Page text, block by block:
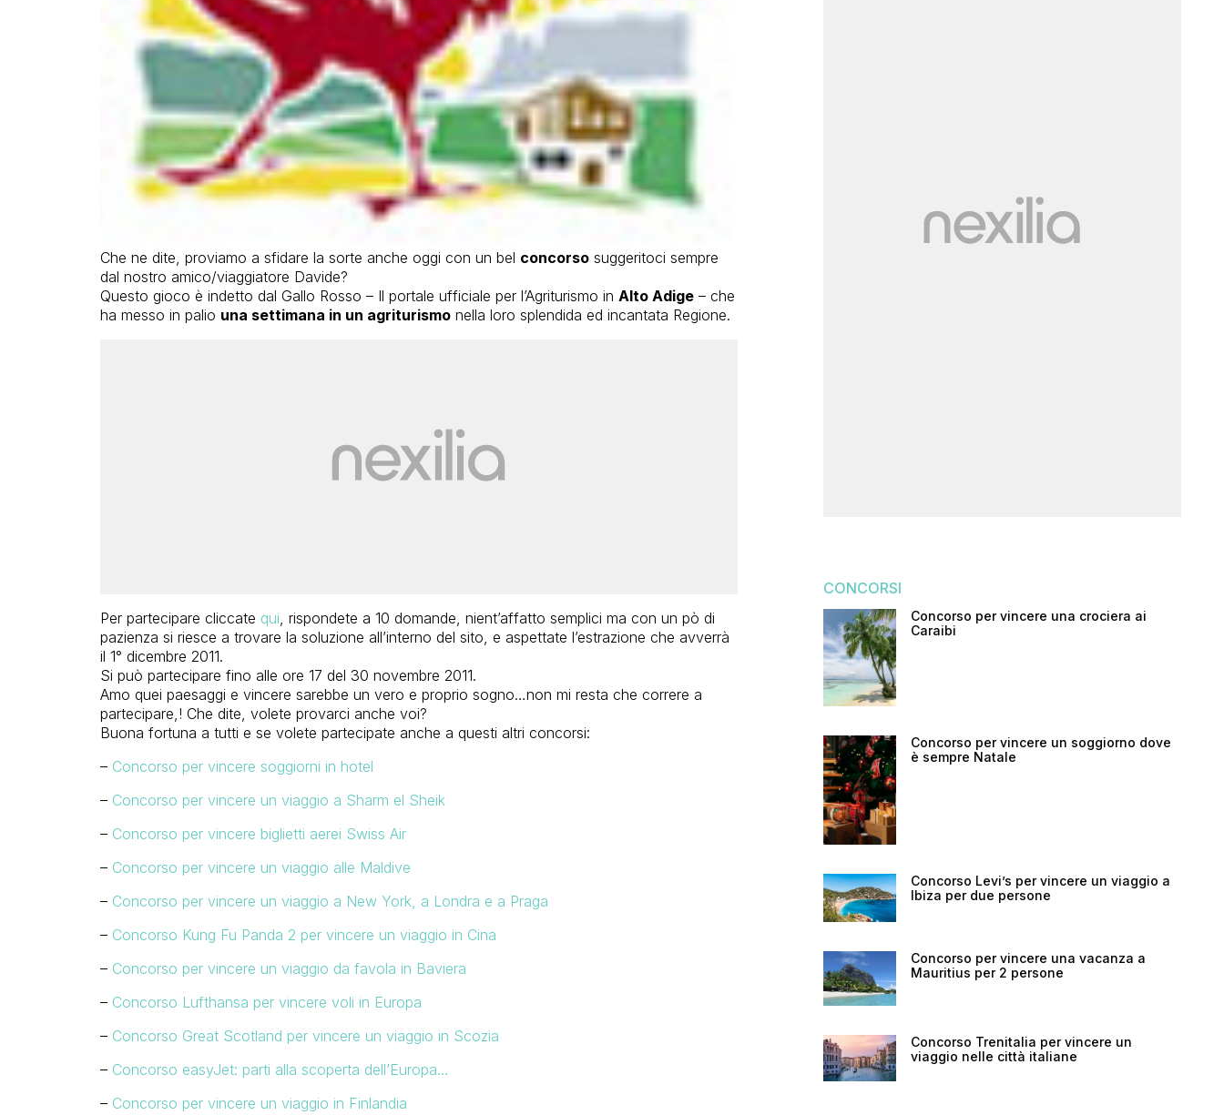
Che ne dite, proviamo a sfidare la sorte anche oggi con un bel concorsosuggeritoci sempre
dal nostro amico/viaggiatore Davide?
Questo gioco è indetto dal Gallo Rosso – Il portale ufficiale per l’Agriturismo in Alto Adige– che
ha messo in palio una settimana in un agriturismonella loro splendida ed incantata Regione.
Per partecipare cliccate qui, rispondete a 10 domande, nient’affatto semplici ma con un pò di
pazienza si riesce a trovare la soluzione all’interno del sito, e aspettate l’estrazione che avverrà
il 1° dicembre 2011.
Si può partecipare fino alle ore 17 del 30 novembre 2011.
Amo quei paesaggi e vincere sarebbe un vero e proprio sogno…non mi resta che correre a
partecipare,! Che dite, volete provarci anche voi?
Buona fortuna a tutti e se volete partecipate anche a questi altri concorsi:
– Concorso per vincere soggiorni in hotel
– Concorso per vincere un viaggio a Sharm el Sheik
– Concorso per vincere biglietti aerei Swiss Air
– Concorso per vincere un viaggio alle Maldive
– Concorso per vincere un viaggio a New York, a Londra e a Praga
– Concorso Kung Fu Panda 2 per vincere un viaggio in Cina
– Concorso per vincere un viaggio da favola in Baviera
– Concorso Lufthansa per vincere voli in Europa
– Concorso Great Scotland per vincere un viaggio in Scozia
– Concorso easyJet: parti alla scoperta dell’Europa…
– Concorso per vincere un viaggio in Finlandia
CONCORSI
Concorso per vincere una crociera ai
Caraibi
Concorso per vincere un soggiorno dove
è sempre Natale
Concorso Levi’s per vincere un viaggio a
Ibiza per due persone
Concorso per vincere una vacanza a
Mauritius per 2 persone
Concorso Trenitalia per vincere un
viaggio nelle città italiane